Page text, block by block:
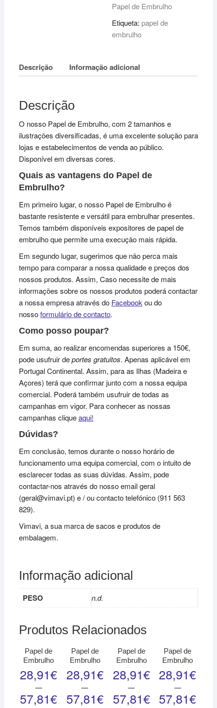
Papel de Embrulho
Etiqueta: papel de
embrulho
Descrição Informação adicional
Descrição
O nosso Papel de Embrulho, com 2 tamanhos e
ilustrações diversificadas, é uma excelente solução para
lojas e estabelecimentos de venda ao público.
Disponível em diversas cores.
Quais as vantagens do Papel de
Embrulho?
Em primeiro lugar, o nosso Papel de Embrulho é
bastante resistente e versátil para embrulhar presentes.
Temos também disponíveis expositores de papel de
embrulho que permite uma execução mais rápida.
Em segundo lugar, sugerimos que não perca mais
tempo para comparar a nossa qualidade e preços dos
nossos produtos. Assim, Caso necessite de mais
informações sobre os nossos produtos poderá contactar
a nossa empresa através do Facebookou do
nossoformulário de contacto.
Como posso poupar?
Em suma, ao realizar encomendas superiores a 150€,
pode usufruir deportes gratuitos. Apenas aplicável em
Portugal Continental. Assim, para as Ilhas (Madeira e
Açores) terá que confirmar junto com a nossa equipa
comercial. Poderá também usufruir de todas as
campanhas em vigor. Para conhecer as nossas
campanhas cliqueaqui!
Dúvidas?
Em conclusão, temos durante o nosso horário de
funcionamento uma equipa comercial, com o intuito de
esclarecer todas as suas dúvidas. Assim, pode
contactar-nos através do nosso email geral
(geral@vimavi.pt) e / ou contacto telefónico (911 563
829).
Vimavi, a sua marca de sacos e produtos de
embalagem.
Informação adicional
PESO n.d.
Produtos Relacionados
Papel de
Embrulho
28,91€
–
57,81€
Papel de
Embrulho
28,91€
–
57,81€
Papel de
Embrulho
28,91€
–
57,81€
Papel de
Embrulho
28,91€
–
57,81€